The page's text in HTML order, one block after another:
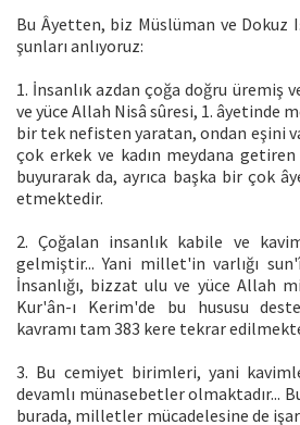
Bu Âyetten, biz Müslüman ve Dokuz
şunları anlıyoruz:
1. İnsanlık azdan çoğa doğru üremiş
ve yüce Allah Nisâ sûresi, 1. âyetinde
bir tek nefisten yaratan, ondan eşini
çok erkek ve kadın meydana getiren
buyurarak da, ayrıca başka bir çok
etmektedir.
2. Çoğalan insanlık kabile ve
gelmiştir... Yani millet'in varlığı
İnsanlığı, bizzat ulu ve yüce Allah
Kur'ân-ı Kerim'de bu hususu
kavramı tam 383 kere tekrar
3. Bu cemiyet birimleri, yani
devamlı münasebetler olmaktadır...
burada, milletler mücadelesine de